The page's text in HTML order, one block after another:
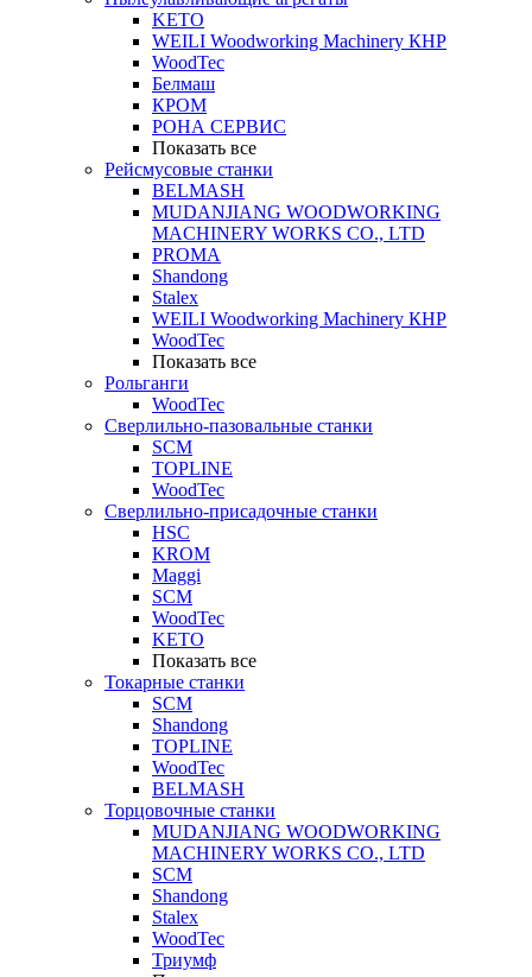
KETO
WEILI Woodworking Machinery КНР
WoodTec
Белмаш
КРОМ
РОНА СЕРВИС
Показать все
Рейсмусовые станки
BELMASH
MUDANJIANG WOODWORKING
MACHINERY WORKS CO., LTD
PROMA
Shandong
Stalex
WEILI Woodworking Machinery КНР
WoodTec
Показать все
Рольганги
WoodTec
Сверлильно-пазовальные станки
SCM
TOPLINE
WoodTec
Сверлильно-присадочные станки
HSC
KROM
Maggi
SCM
WoodTec
KETO
Показать все
Токарные станки
SCM
Shandong
TOPLINE
WoodTec
BELMASH
Торцовочные станки
MUDANJIANG WOODWORKING
MACHINERY WORKS CO., LTD
SCM
Shandong
Stalex
WoodTec
Триумф